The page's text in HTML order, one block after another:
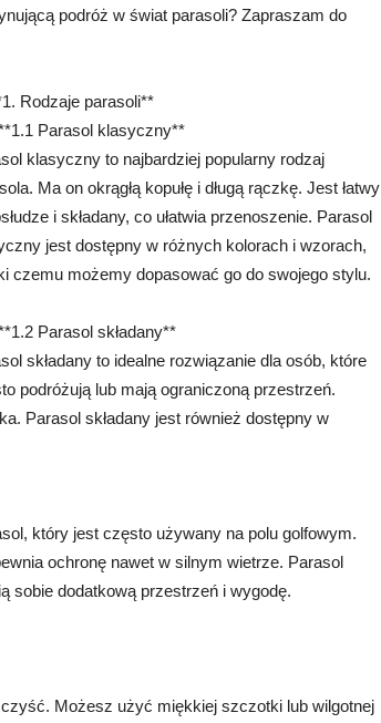
podróż w świat parasoli? Zapraszam do
Rodzaje parasoli**
Parasol klasyczny**
klasyczny to najbardziej popularny rodzaj
Ma on okrągłą kopułę i długą rączkę. Jest łatwy
i składany, co ułatwia przenoszenie. Parasol
jest dostępny w różnych kolorach i wzorach,
czemu możemy dopasować go do swojego stylu.
Parasol składany**
składany to idealne rozwiązanie dla osób, które
podróżują lub mają ograniczoną przestrzeń.
Parasol składany jest również dostępny w
który jest często używany na polu golfowym.
ochronę nawet w silnym wietrze. Parasol
sobie dodatkową przestrzeń i wygodę.
Możesz użyć miękkiej szczotki lub wilgotnej